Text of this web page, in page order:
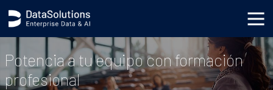
-90vh right -50vw; background-repeat: no-repeat; background-size: cover; }
Potencia a tu equipo con formación
profesional